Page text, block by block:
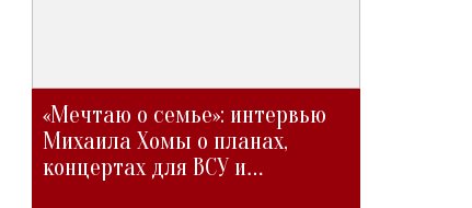
«Мечтаю о семье»: интервью
Михаила Хомы о планах,
концертах для ВСУ и